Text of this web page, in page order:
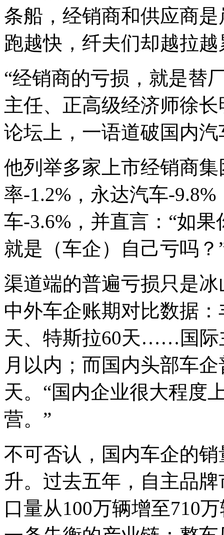
条船，经销商和供应商
跑越快，纤夫们却越拉
“经销商的亏损，就是替
主任、正高级经济师徐
论坛上，一语道破国内
他列举多家上市经销商
率-1.2%，永达汽车-
车-3.6%，并直言：“如
就是（车企）自己亏吗？
渠道端的普遍亏损只是
中外车企账期对比数据
天、特斯拉60天……国际
月以内；而国内头部车
天。“国内企业很大程度
营。”
不可否认，国内车企的
升。过去五年，自主品
口量从100万辆增至710